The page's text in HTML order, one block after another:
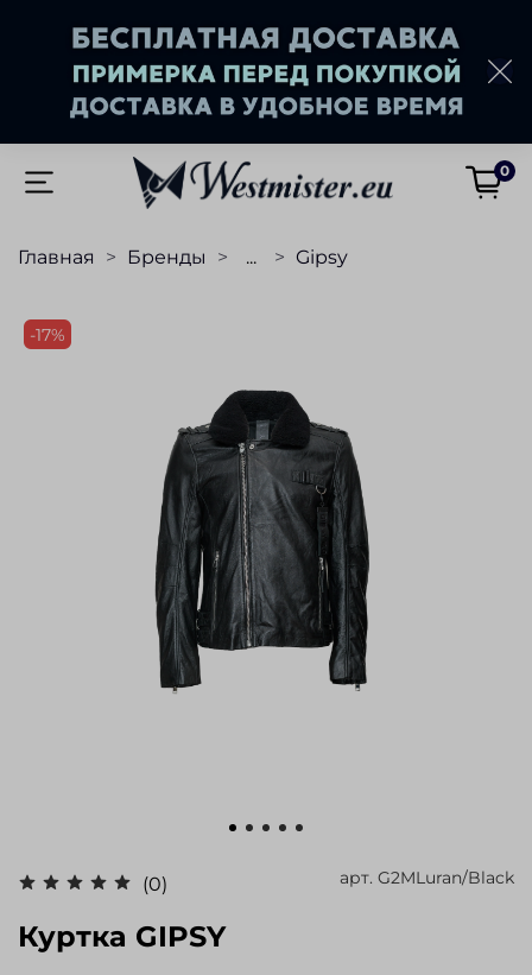
0
Главная Бренды ... Gipsy
-17%
(0) арт. G2MLuran/Black
Куртка GIPSY